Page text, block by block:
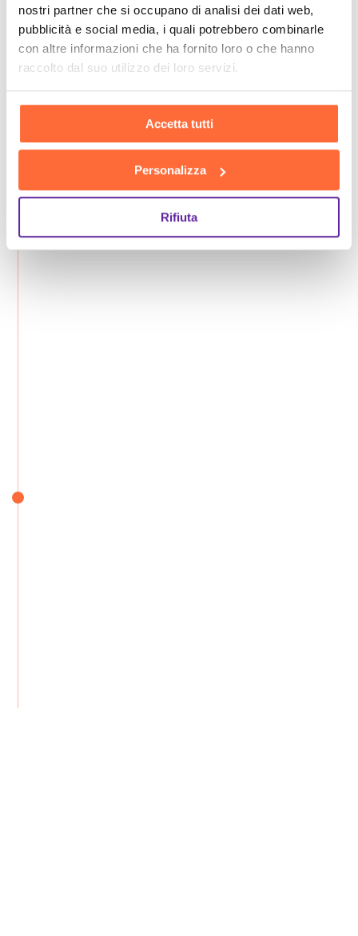
nostri partner che si occupano di analisi dei dati web,
pubblicità e social media, i quali potrebbero combinarle
con altre informazioni che ha fornito loro o che hanno
raccolto dal suo utilizzo dei loro servizi.
Accetta tutti
Personalizza
Rifiuta